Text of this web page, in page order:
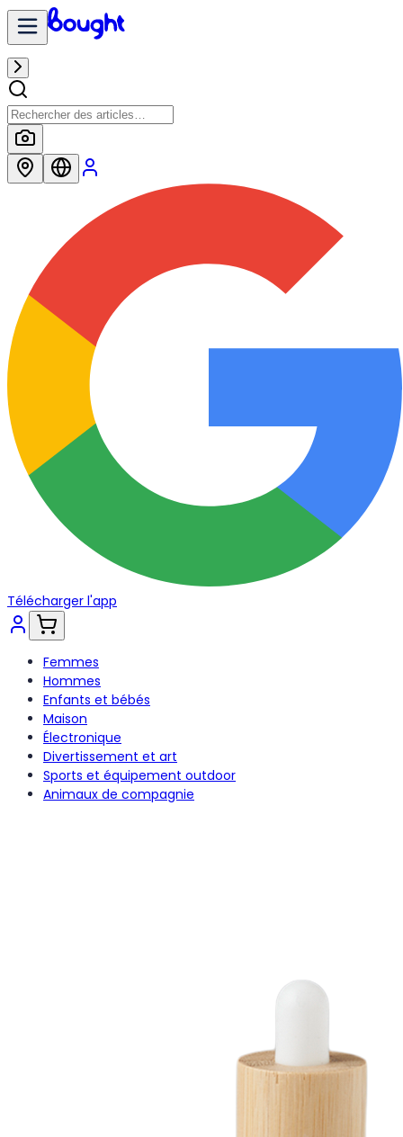
Télécharger l'app
Femmes
Hommes
Enfants et bébés
Maison
Électronique
Divertissement et art
Sports et équipement outdoor
Animaux de compagnie